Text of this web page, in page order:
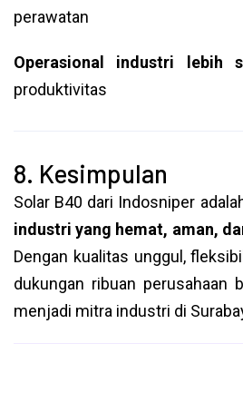
perawatan
Operasional industri lebih
produktivitas
8. Kesimpulan
Solar B40 dari Indosniper
industri yang hemat, aman,
Dengan kualitas unggul,
dukungan ribuan perusahaan
menjadi mitra industri di